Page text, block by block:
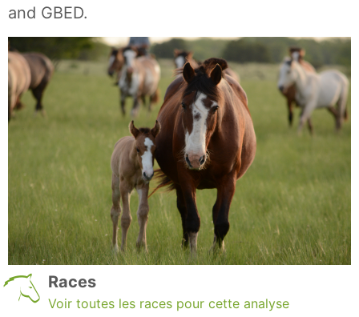
and GBED.
Races
Voir toutes les races pour cette analyse